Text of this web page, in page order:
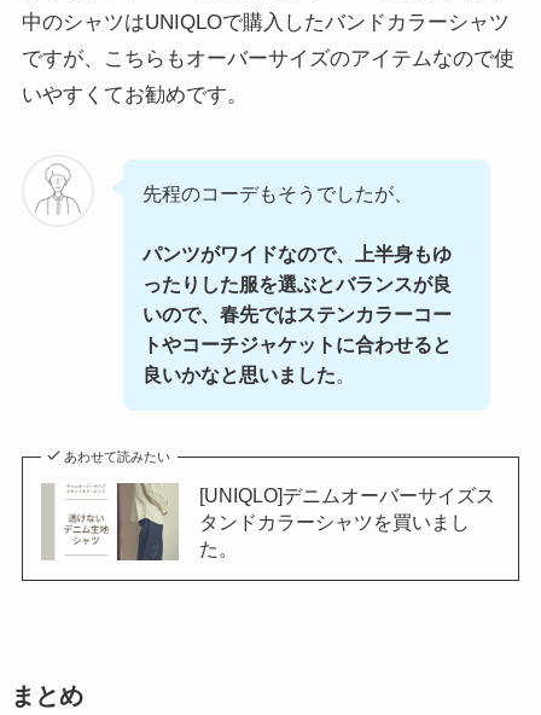
中のシャツはUNIQLOで購入したバンドカラーシャツ
ですが、こちらもオーバーサイズのアイテムなので使
いやすくてお勧めです。
先程のコーデもそうでしたが、
パンツがワイドなので、上半身もゆ
ったりした服を選ぶとバランスが良
いので、春先ではステンカラーコー
トやコーチジャケットに合わせると
良いかなと思いました。
あわせて読みたい
[UNIQLO]デニムオーバーサイズス
タンドカラーシャツを買いまし
た。
まとめ